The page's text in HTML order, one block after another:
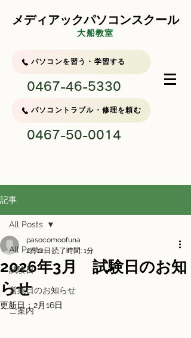
メディアックパソコンスクール
大船教室
パソコンを習う・学習する
0467-46-5330
パソコントラブル・修理を頼む
0467-50-0014
記事
All Posts
試験日
営業日のお知らせ
ご案内
All Posts
2026年3月 試験日のお知
らせ
pasocomoofuna
2月12日 読了時間: 1分
更新日： 2月16日